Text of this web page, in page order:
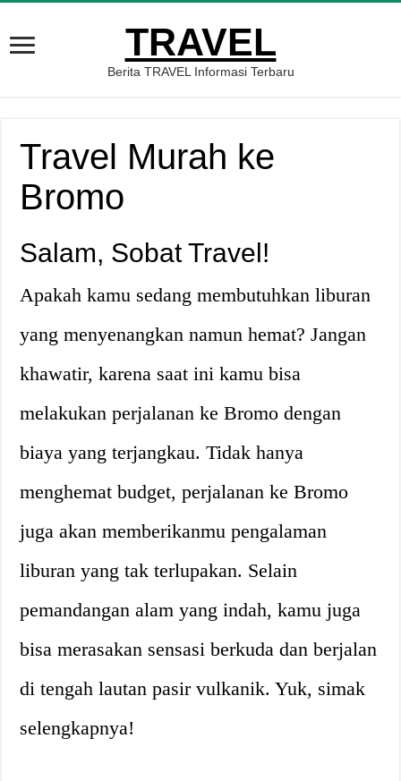
TRAVEL
Berita TRAVEL Informasi Terbaru
Travel Murah ke
Bromo
Salam, Sobat Travel!
Apakah kamu sedang membutuhkan liburan
yang menyenangkan namun hemat? Jangan
khawatir, karena saat ini kamu bisa
melakukan perjalanan ke Bromo dengan
biaya yang terjangkau. Tidak hanya
menghemat budget, perjalanan ke Bromo
juga akan memberikanmu pengalaman
liburan yang tak terlupakan. Selain
pemandangan alam yang indah, kamu juga
bisa merasakan sensasi berkuda dan berjalan
di tengah lautan pasir vulkanik. Yuk, simak
selengkapnya!